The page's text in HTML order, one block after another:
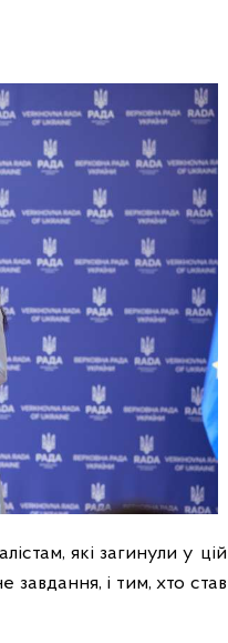
які загинули у цій
завдання, і тим, хто став